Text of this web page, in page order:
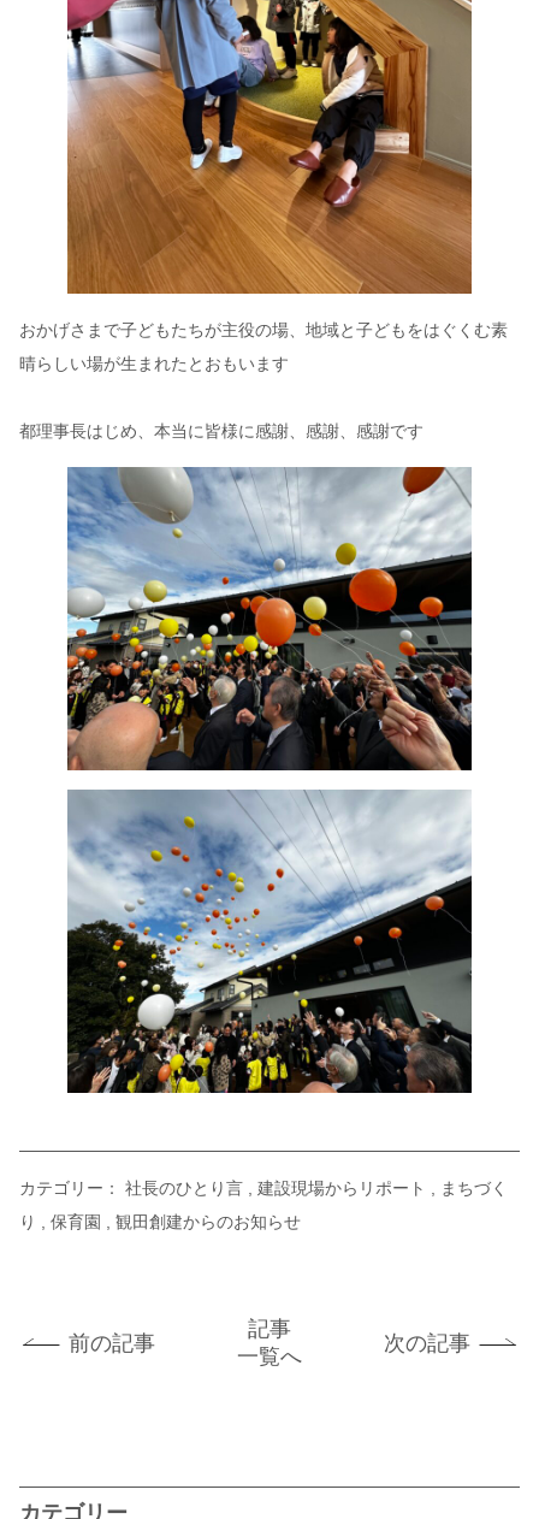
おかげさまで子どもたちが主役の場、地域と子どもをはぐくむ素
晴らしい場が生まれたとおもいます
都理事長はじめ、本当に皆様に感謝、感謝、感謝です
カテゴリー： 社長のひとり言 建設現場からリポート
まちづく
り
保育園 観田創建からのお知らせ
前の記事
記事
一覧へ
次の記事
カテゴリー